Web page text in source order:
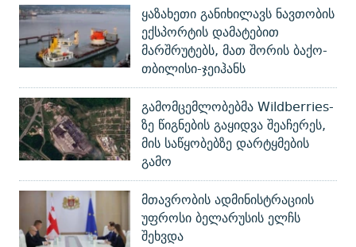
ყაზახეთი განიხილავს ნავთობის
ექსპორტის დამატებით
მარშრუტებს, მათ შორის ბაქო-
თბილისი-ჯეიჰანს
გამომცემლობებმა Wildberries-
ზე წიგნების გაყიდვა შეაჩერეს,
მის საწყობებზე დარტყმების
გამო
მთავრობის ადმინისტრაციის
უფროსი ბელარუსის ელჩს
შეხვდა